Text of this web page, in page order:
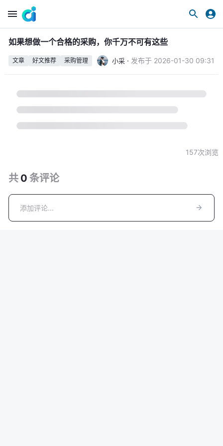
如果想做一个合格的采购，你千万不可有这些
文章 好文推荐 采购管理 小采 · 发布于 2026-01-30 09:31
157次浏览
共 0 条评论